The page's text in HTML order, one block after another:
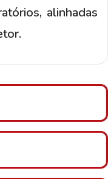
alinhadas